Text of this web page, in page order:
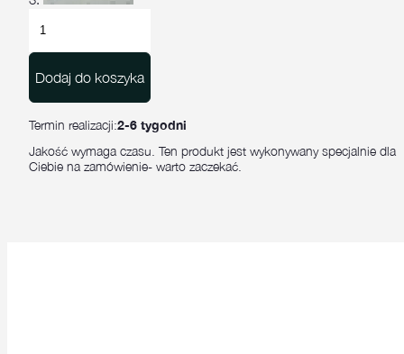
Blok
schodowy
100x35x15
Dodaj do koszyka
Termin realizacji:2-6 tygodni
Jakość wymaga czasu. Ten produkt jest wykonywany specjalnie dla
Ciebie na zamówienie- warto zaczekać.